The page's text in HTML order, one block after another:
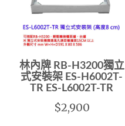
林內牌 RB-H3200獨立
式安裝架 ES-H6002T-
TR ES-L6002T-TR
$2,900